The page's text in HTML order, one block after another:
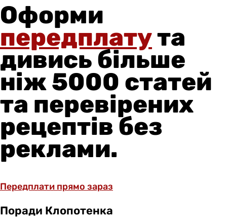
Оформи
передплатута
дивись більше
ніж 5000 статей
та перевірених
рецептів без
реклами.
Передплати прямо зараз
Поради Клопотенка